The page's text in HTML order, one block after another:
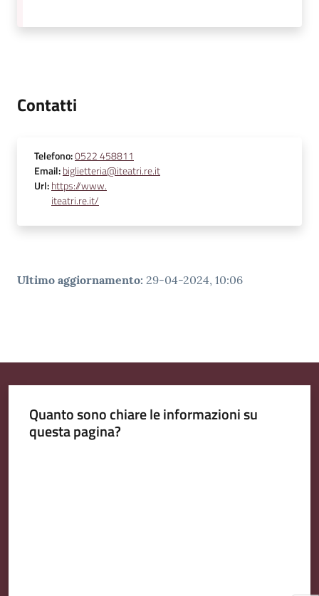
Contatti
Telefono:0522 458811
Email:biglietteria@iteatri.re.it
Url:https://www.
iteatri.re.it/
Ultimo aggiornamento: 29-04-2024, 10:06
Quanto sono chiare le informazioni su
questa pagina?